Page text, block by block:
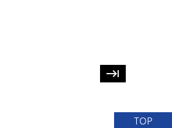
keyboard_tab
TOP